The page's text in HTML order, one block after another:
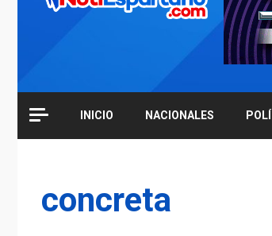
INICIO NACIONALES
concreta